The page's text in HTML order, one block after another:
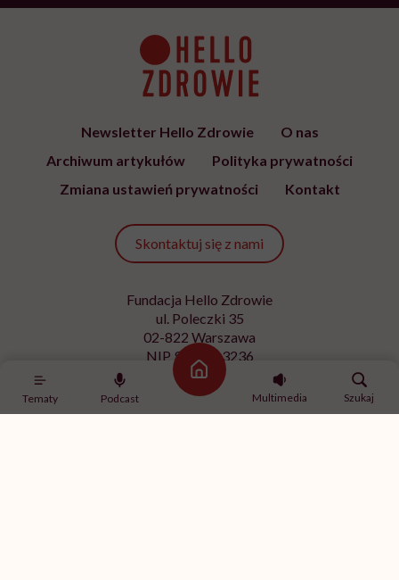
Tematy Podcast
Strona główna
Multimedia
Szukaj
Newsletter Hello Zdrowie
O nas
Archiwum artykułów
Polityka prywatności
Zmiana ustawień prywatności
Kontakt
Skontaktuj się z nami
Fundacja Hello Zdrowie
ul. Poleczki 35
02-822 Warszawa
NIP 9512613236
Kontakt z redakcją
redakcja@hellozdrowie.pl